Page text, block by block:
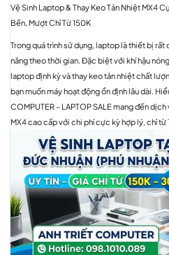
Vệ Sinh Laptop & Thay Keo Tản Nhiệt MX4
Bền, Mượt Chỉ Từ 150K
Trong quá trình sử dụng, laptop là thiết bị rất
năng theo thời gian. Đặc biệt với khí hậu
laptop định kỳ và thay keo tản nhiệt chất
bạn muốn máy hoạt động ổn định lâu dài.
COMPUTER – LAPTOP SALE mang đến
MX4 cao cấp với chi phí cực kỳ hợp lý, chỉ từ